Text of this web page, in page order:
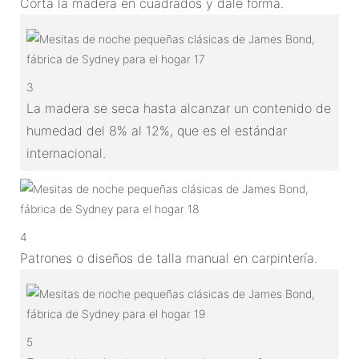
3
La madera se seca hasta alcanzar un contenido de
humedad del 8% al 12%, que es el estándar
internacional.
4
Patrones o diseños de talla manual en carpintería.
5